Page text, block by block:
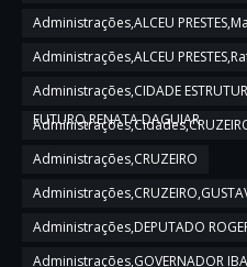
Administrações,ALCEU
Administrações,ALCEU
Administrações,CIDADE
FUTURO,RENATA DAGUIAR
Administrações,CRUZEIRO
Administrações,DEPUTADO
Administrações,GOVERNADOR